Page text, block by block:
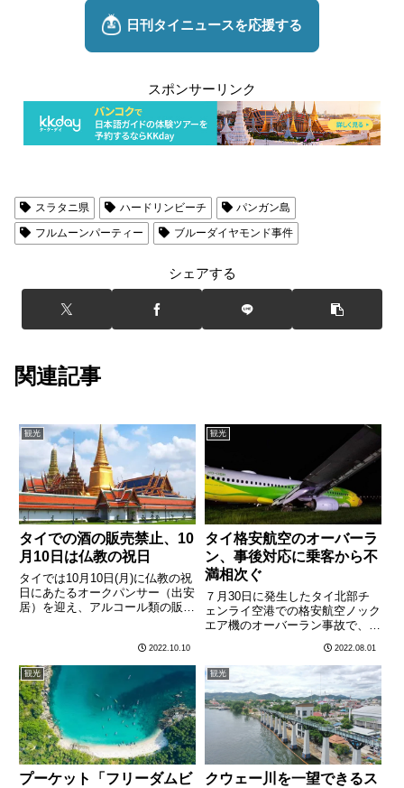
スポンサーリンク
スラタニ県 ハードリンビーチ
パンガン島
フルムーンパーティー
ブルーダイヤモンド事件
シェアする
関連記事
観光
タイでの酒の販売禁止、10
月10日は仏教の祝日
タイでは10月10日(月)に仏教の祝
日にあたるオークパンサー（出安
居）を迎え、アルコール類の販売
わたり寺院に籠り行ってきた修行
を終了する日で、仏教の祝日の中
でも最も重要な行事の一つ………
2022.10.10
観光
タイ格安航空のオーバーラ
ン、事後対応に乗客から不
満相次ぐ
７月30日に発生したタイ北部チ
ェンライ空港での格安航空ノック
エア機のオーバーラン事故で、事
平不満の声が相次いでいる。ノッ
クエアは７月31日、公式フェイ
スブックで事故の説明を行い、同
航空は待機中の乗客に軽食の提
供………
2022.08.01
観光
プーケット「フリーダムビ
観光
クウェー川を一望できるス